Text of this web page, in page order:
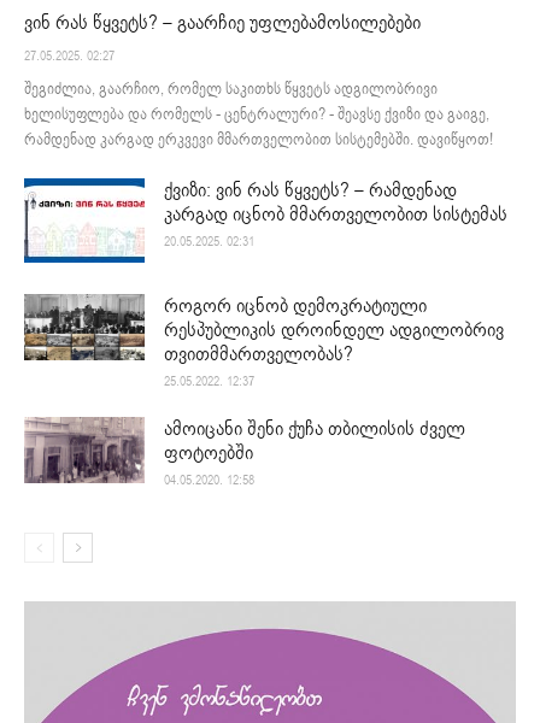
ვინ რას წყვეტს? – გაარჩიე უფლებამოსილებები
27.05.2025. 02:27
შეგიძლია, გაარჩიო, რომელ საკითხს წყვეტს ადგილობრივი
ხელისუფლება და რომელს - ცენტრალური? - შეავსე ქვიზი და გაიგე,
რამდენად კარგად ერკვევი მმართველობით სისტემებში. დავიწყოთ!
ქვიზი: ვინ რას წყვეტს? – რამდენად
კარგად იცნობ მმართველობით სისტემას
20.05.2025. 02:31
როგორ იცნობ დემოკრატიული
რესპუბლიკის დროინდელ ადგილობრივ
თვითმმართველობას?
25.05.2022. 12:37
ამოიცანი შენი ქუჩა თბილისის ძველ
ფოტოებში
04.05.2020. 12:58